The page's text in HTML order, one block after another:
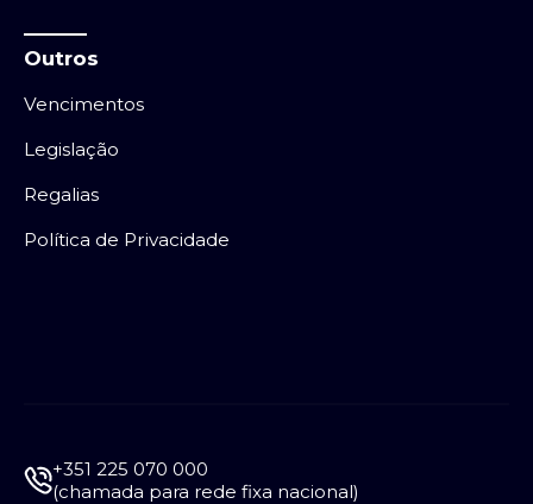
Outros
Vencimentos
Legislação
Regalias
Política de Privacidade
+351 225 070 000
(chamada para rede fixa nacional)